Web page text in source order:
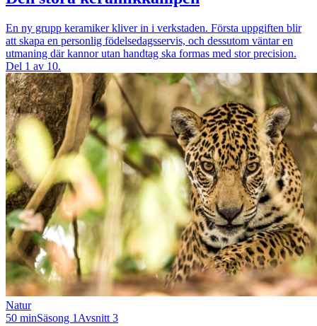
En ny grupp keramiker kliver in i verkstaden. Första uppgiften blir
att skapa en personlig födelsedagsservis, och dessutom väntar en
utmaning där kannor utan handtag ska formas med stor precision.
Del 1 av 10.
Natur
50 minSäsong 1 Avsnitt 3